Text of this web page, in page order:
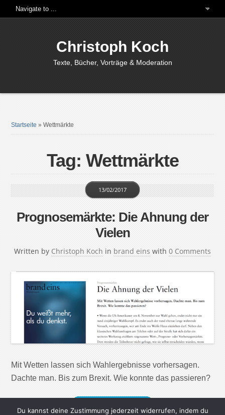
Christoph Koch
Texte, Bücher, Vorträge & Moderation
Startseite »Wettmärkte
Tag: Wettmärkte
Prognosemärkte: Die Ahnung der
Vielen
Written by Christoph Koch
13/02/2017
in brand eins with 0 Comments
Mit Wetten lassen sich Wahlergebnisse vorhersagen.
Dachte man. Bis zum Brexit. Wie konnte das passieren?
Du kannst deine Zustimmung jederzeit widerrufen, indem du